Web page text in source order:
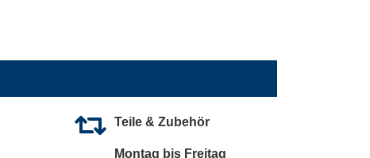
Teile & Zubehör
Montag bis Freitag